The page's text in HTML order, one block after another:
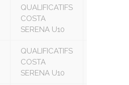
QUALIFICATIFS
COSTA
SERENA U10
QUALIFICATIFS
COSTA
SERENA U10